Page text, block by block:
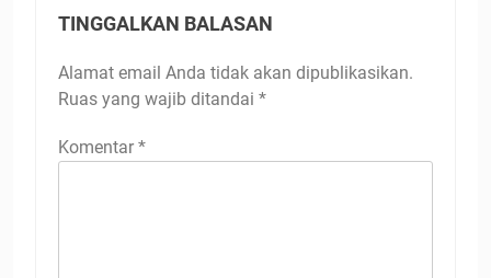
TINGGALKAN BALASAN
Alamat email Anda tidak akan dipublikasikan.
Ruas yang wajib ditandai *
Komentar *